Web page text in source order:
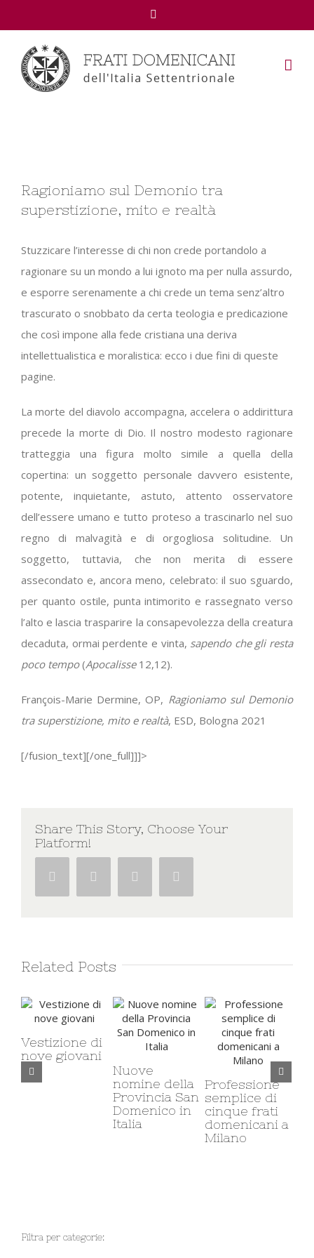
Larger
Image
Ragioniamo sul Demonio tra
superstizione, mito e realtà
Stuzzicare l’interesse di chi non crede portandolo a
ragionare su un mondo a lui ignoto ma per nulla assurdo,
e esporre serenamente a chi crede un tema senz’altro
trascurato o snobbato da certa teologia e predicazione
che così impone alla fede cristiana una deriva
intellettualistica e moralistica: ecco i due fini di queste
pagine.
La morte del diavolo accompagna, accelera o addirittura
precede la morte di Dio. Il nostro modesto ragionare
tratteggia una figura molto simile a quella della
copertina: un soggetto personale davvero esistente,
potente, inquietante, astuto, attento osservatore
dell’essere umano e tutto proteso a trascinarlo nel suo
regno di malvagità e di orgogliosa solitudine. Un
soggetto, tuttavia, che non merita di essere
assecondato e, ancora meno, celebrato: il suo sguardo,
per quanto ostile, punta intimorito e rassegnato verso
l’alto e lascia trasparire la consapevolezza della creatura
decaduta, ormai perdente e vinta, sapendo che gli resta
poco tempo(Apocalisse12,12).
François-Marie Dermine, OP, Ragioniamo sul Demonio
tra superstizione, mito e realtà, ESD, Bologna 2021
[/fusion_text][/one_full]]]>
Share This Story, Choose Your
Platform!
Facebook Twitter Google+
Related Posts
Vestizione di
nove giovani
Nuove
nomine della
Provincia San
Domenico in
Italia
Professione
semplice di
cinque frati
domenicani a
Milano
Filtra per categorie: